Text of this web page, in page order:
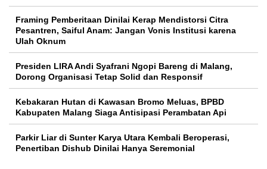
Framing Pemberitaan Dinilai Kerap Mendistorsi Citra
Pesantren, Saiful Anam: Jangan Vonis Institusi karena
Ulah Oknum
Presiden LIRA Andi Syafrani Ngopi Bareng di Malang,
Dorong Organisasi Tetap Solid dan Responsif
Kebakaran Hutan di Kawasan Bromo Meluas, BPBD
Kabupaten Malang Siaga Antisipasi Perambatan Api
Parkir Liar di Sunter Karya Utara Kembali Beroperasi,
Penertiban Dishub Dinilai Hanya Seremonial